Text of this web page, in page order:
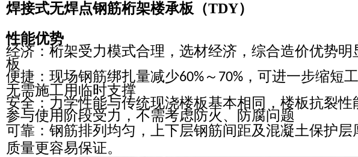
焊接式无焊点钢筋桁架楼承板（TDY）
性能优势
经济：桁架受力模式合理，选材经济，综合造价优势
板
便捷：现场钢筋绑扎量减少60% ～ 70% ，可进一步缩短
无需施工用临时支撑
安全：力学性能与传统现浇楼板基本相同，楼板抗裂
参与使用阶段受力，不需考虑防火、防腐问题
可靠：钢筋排列均匀，上下层钢筋间距及混凝土保护
质量更容易保证。